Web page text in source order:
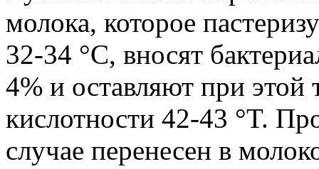
молока, которое
32-34 °С, вносят
4% и оставляют при этой
кислотности 42-43 °T.
случае перенесен в